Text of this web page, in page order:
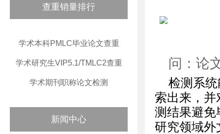
查重销量排行
学术本科PMLC毕业论文查重
学术研究生VIP5.1/TMLC2查重
学术期刊职称论文检测
新闻中心
问：论
检测系
索出来，
测结果避免
研究领域外